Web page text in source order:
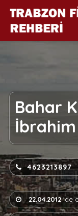
Bahar
4623213897
22.04.2012'de